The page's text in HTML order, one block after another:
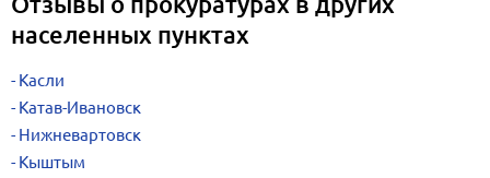
населенных пунктах
Касли
Катав-Ивановск
Нижневартовск
Кыштым